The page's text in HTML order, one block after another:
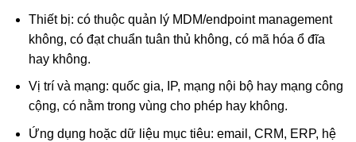
Thiết bị: có thuộc quản lý MDM/endpoint management
không, có đạt chuẩn tuân thủ không, có mã hóa ổ đĩa
hay không.
Vị trí và mạng: quốc gia, IP, mạng nội bộ hay mạng công
cộng, có nằm trong vùng cho phép hay không.
Ứng dụng hoặc dữ liệu mục tiêu: email, CRM, ERP, hệ